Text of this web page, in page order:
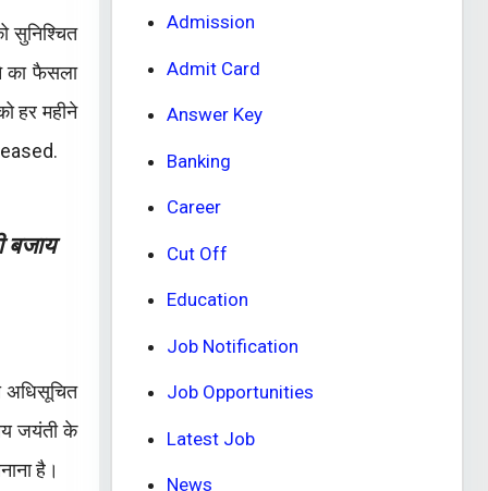
सुनिश्चित
का फैसला
हर महीने
बजाय
अधिसूचित
जयंती के
है।
Admission
Admit Card
Answer Key
Banking
Career
Cut Off
Education
Job Notification
Job Opportunities
Latest Job
News